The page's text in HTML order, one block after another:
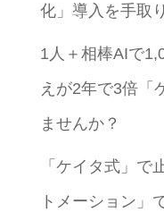
化」導入を手取
1人＋相棒AIで
えが2年で3倍「
ませんか？
「ケイタ式」で
トメーション」